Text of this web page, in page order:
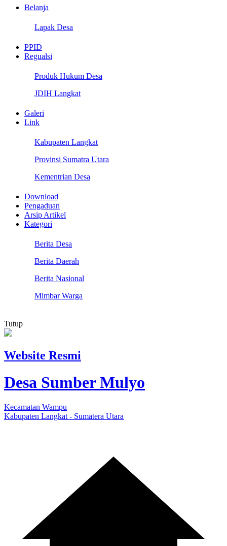
Belanja
Lapak Desa
PPID
Regualsi
Produk Hukum Desa
JDIH Langkat
Galeri
Link
Kabupaten Langkat
Provinsi Sumatra Utara
Kementrian Desa
Download
Pengaduan
Arsip Artikel
Kategori
Berita Desa
Berita Daerah
Berita Nasional
Mimbar Warga
Tutup
Website Resmi
Desa Sumber Mulyo
Kecamatan Wampu
Kabupaten Langkat - Sumatera Utara